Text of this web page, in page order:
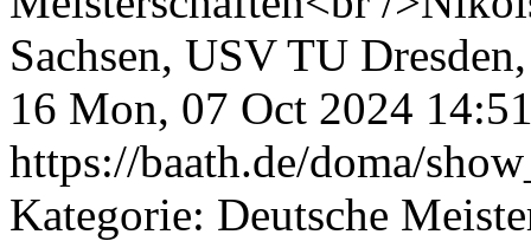
Sachsen, USV TU
16 Mon, 07 Oct 2024
https://baath.de/doma/
Kategorie: Deutsche